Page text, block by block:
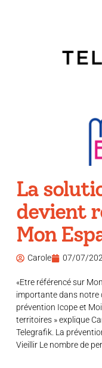
La
devient
Mon
Carole 07/07/
«Etre référencé sur
importante dans notre
prévention Icope et
territoires » explique
Telegrafik. La
Vieillir Le nombre de